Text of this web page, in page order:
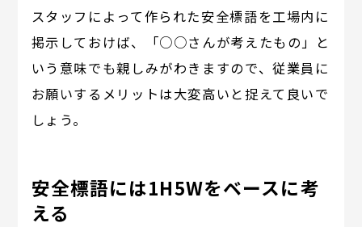
スタッフによって作られた安全標語を工場内に
掲示しておけば、「○○さんが考えたもの」と
いう意味でも親しみがわきますので、従業員に
お願いするメリットは大変高いと捉えて良いで
しょう。
安全標語には1H5Wをベースに考
える